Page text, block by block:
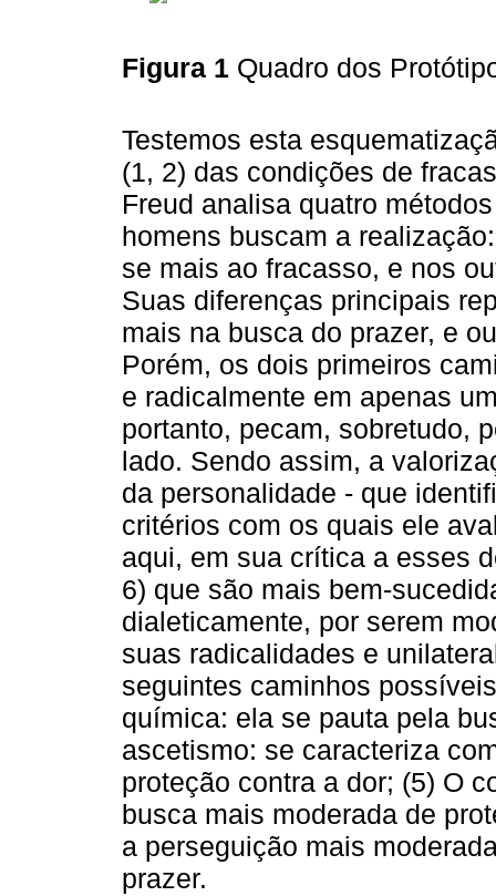
Figura 1 Quadro dos
Testemos esta
(1, 2) das condições de
Freud analisa quatro
homens buscam a
se mais ao fracasso, e nos
Suas diferenças principais
mais na busca do prazer, e
Porém, os dois primeiros
e radicalmente em apenas
portanto, pecam, sobretudo,
lado. Sendo assim, a
da personalidade - que
critérios com os quais ele
aqui, em sua crítica a esses
6) que são mais bem-
dialeticamente, por serem
suas radicalidades e
seguintes caminhos
química: ela se pauta pela
ascetismo: se caracteriza
proteção contra a dor; (5) O
busca mais moderada de
a perseguição mais
prazer.